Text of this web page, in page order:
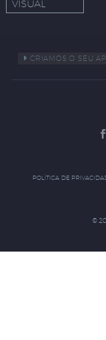
VISUAL
CRIAMOS O SEU
POLÍTICA DE
©